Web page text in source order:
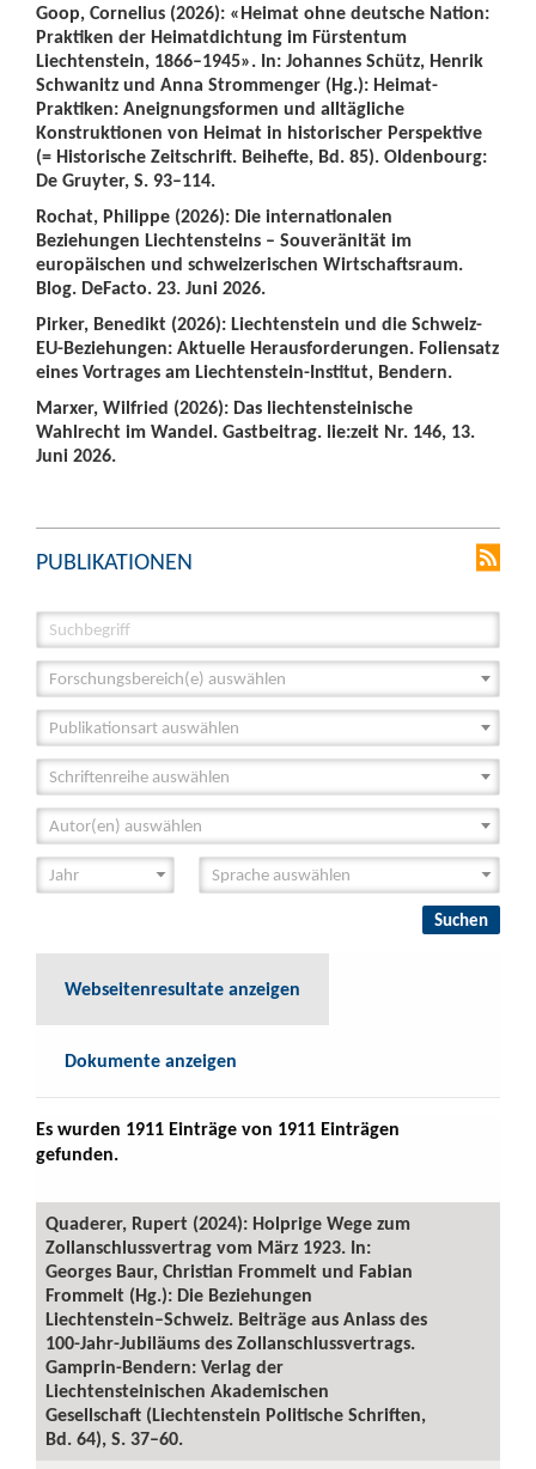
Goop, Cornelius (2026): «Heimat ohne deutsche Nation:
Praktiken der Heimatdichtung im Fürstentum
Liechtenstein, 1866–1945». In: Johannes Schütz, Henrik
Schwanitz und Anna Strommenger (Hg.): Heimat-
Praktiken: Aneignungsformen und alltägliche
Konstruktionen von Heimat in historischer Perspektive
(= Historische Zeitschrift. Beihefte, Bd. 85). Oldenbourg:
De Gruyter, S. 93–114.
Rochat, Philippe (2026): Die internationalen
Beziehungen Liechtensteins – Souveränität im
europäischen und schweizerischen Wirtschaftsraum.
Blog. DeFacto. 23. Juni 2026.
Pirker, Benedikt (2026): Liechtenstein und die Schweiz-
EU-Beziehungen: Aktuelle Herausforderungen. Foliensatz
eines Vortrages am Liechtenstein-Institut, Bendern.
Marxer, Wilfried (2026): Das liechtensteinische
Wahlrecht im Wandel. Gastbeitrag. lie:zeit Nr. 146, 13.
Juni 2026.
PUBLIKATIONEN
Forschungsbereich(e) auswählen
Publikationsart auswählen
Schriftenreihe auswählen
Autor(en) auswählen
Webseitenresultate anzeigen
Dokumente anzeigen
Es wurden 1911 Einträge von 1911 Einträgen
gefunden.
Quaderer, Rupert (2024): Holprige Wege zum
Zollanschlussvertrag vom März 1923. In:
Georges Baur, Christian Frommelt und Fabian
Frommelt (Hg.): Die Beziehungen
Liechtenstein–Schweiz. Beiträge aus Anlass des
100-Jahr-Jubiläums des Zollanschlussvertrags.
Gamprin-Bendern: Verlag der
Liechtensteinischen Akademischen
Gesellschaft (Liechtenstein Politische Schriften,
Bd. 64), S. 37–60.